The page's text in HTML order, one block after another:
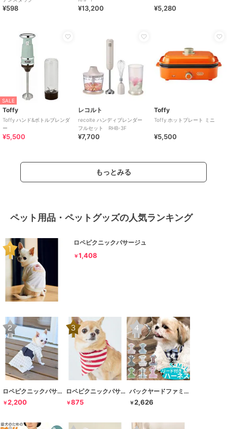
¥598 ¥13,200 ¥5,280
SALE
Toffy
Toffy ハンド&ボトルブレンダ
ー
¥5,500
レコルト
recolte ハンディブレンダー
フルセット RHB-3F
¥7,700
Toffy
Toffy ホットプレート ミニ
¥5,500
もっとみる
ペット用品・ペットグッズの人気ランキング
ロペピクニックパサージュ
￥1,408
ロペピクニックパサージュ
￥2,200
ロペピクニックパサージュ
￥875
バックヤードファミリー
￥2,626